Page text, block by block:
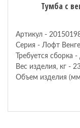
Тумба с
Артикул -
Серия - Лофт Венге
Требуется сборка -
Вес изделия, кг -
Объем изделия